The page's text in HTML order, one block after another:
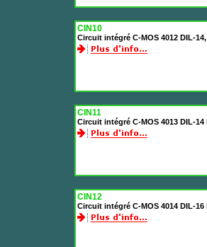
CIN10
Circuit intégré C-MOS 4012 DIL-
CIN11
Circuit intégré C-MOS 4013 DIL-14
CIN12
Circuit intégré C-MOS 4014 DIL-